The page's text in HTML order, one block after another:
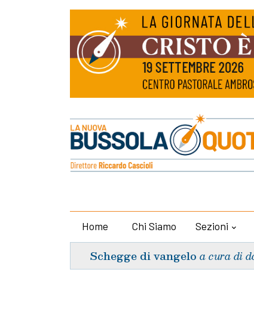
Home Chi Siamo Sezioni
Schegge di vangelo a cura di